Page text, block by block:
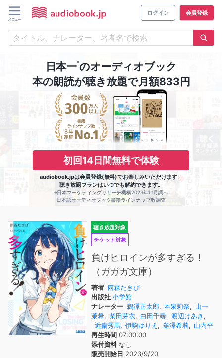
ログイン 会員登録
日本一※のオーディオブック
本の朗読が聴き放題で月額833円
初回14日間無料で体験
audiobook.jpは会員登録(無料)でお楽しみいただけます。
聴き放題プランはいつでも解約できます。
※日本マーケティングリサーチ機構2023年11月調べ
日本語オーディオブック書籍ラインナップ数調査
聴き放題対象
チケット対象
負けヒロインが多すぎる！
（ガガガ文庫）
著者 雨森たきび
出版社 小学館
ナレーター 鵜澤正太郎, 本泉莉奈, 山一
茉希, 柴田芽衣, 白田千尋, 渡辺けあき ,
近衛秀馬, 伊駒ゆりえ , 釜澤希莉, 山内平
再生時間 07:00:00
添付資料なし
販売開始日 2023/9/20